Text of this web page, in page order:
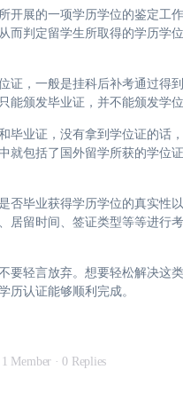
开展的一项学历学位的鉴定
而判定留学生所取得的学历学
证，一般是挂科后补考通过
能颁发毕业证，并不能颁发学
毕业证，没有拿到学位证的话
就包括了国外留学所获的学位
否毕业获得学历学位的真实
居留时间、签证类型等等进行
要轻言放弃。想要轻松解决这
历认证能够顺利完成。
1 Member · 0 Replies